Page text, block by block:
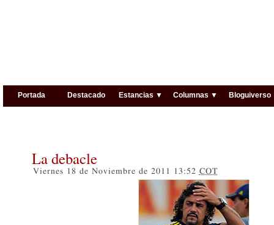
Portada Destacado Estancias ▼ Columnas ▼ Bloguiverso
La debacle
Viernes 18 de Noviembre de 2011 13:52 COT